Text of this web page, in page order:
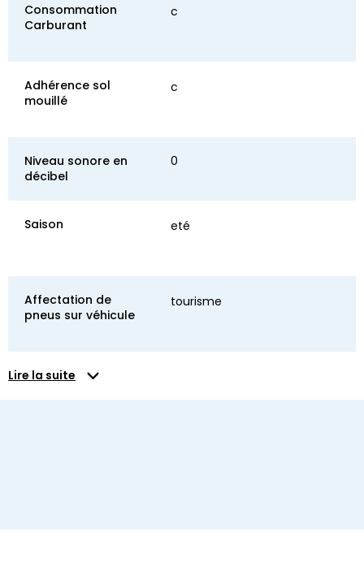
Consommation
Carburant
c
Adhérence sol
mouillé
c
Niveau sonore en
décibel
0
Saison eté
Affectation de
pneus sur véhicule
tourisme
Lire la suite